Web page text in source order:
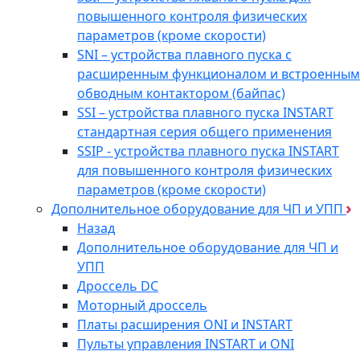
повышенного контроля физических
параметров (кроме скорости)
SNI – устройства плавного пуска с
расширенным функционалом и встроенным
обводным контактором (байпас)
SSI – устройства плавного пуска INSTART
стандартная серия общего применения
SSIP - устройства плавного пуска INSTART
для повышенного контроля физических
параметров (кроме скорости)
Дополнительное оборудование для ЧП и УПП
Назад
Дополнительное оборудование для ЧП и
УПП
Дроссель DC
Моторный дроссель
Платы расширения ONI и INSTART
Пульты управления INSTART и ONI